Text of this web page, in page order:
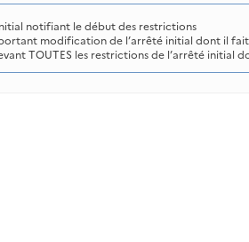
notifiant le début des restrictions
modification de l’arrêté initial dont il
TOUTES les restrictions de l’arrêté initial